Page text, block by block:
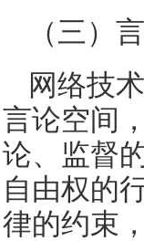
（三）
网络技
言论空间
论、监督
自由权的
律的约束